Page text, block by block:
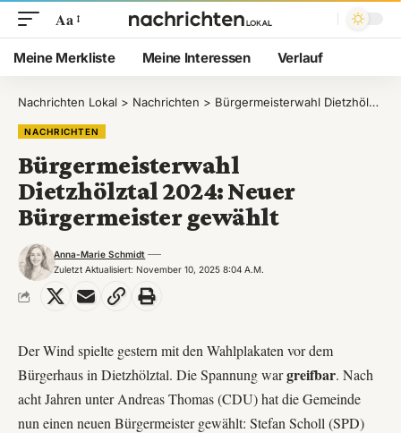
Aa
Meine Merkliste Meine Interessen Verlauf
Nachrichten Lokal > Nachrichten > Bürgermeisterwahl Dietzhölztal 2024: Neuer Bürgermeister gewählt
NACHRICHTEN
Bürgermeisterwahl
Dietzhölztal 2024: Neuer
Bürgermeister gewählt
Zuletzt Aktualisiert: November 10, 2025 8:04 A.m.
Anna-Marie Schmidt
Der Wind spielte gestern mit den Wahlplakaten vor dem
Bürgerhaus in Dietzhölztal. Die Spannung wargreifbar. Nach
acht Jahren unter Andreas Thomas (CDU) hat die Gemeinde
nun einen neuen Bürgermeister gewählt: Stefan Scholl (SPD)